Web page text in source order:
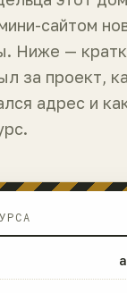
сайтом
Ниже —
за проект,
адрес и